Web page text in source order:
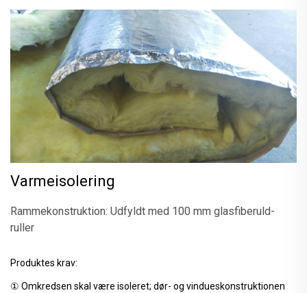
Varmeisolering
Rammekonstruktion: Udfyldt med 100 mm glasfiberuld-
ruller
Produktes krav:
① Omkredsen skal være isoleret; dør- og vindueskonstruktionen